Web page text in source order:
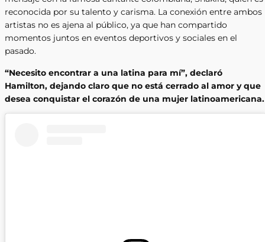
reconocida por su talento y carisma. La conexión entre ambos
artistas no es ajena al público, ya que han compartido
momentos juntos en eventos deportivos y sociales en el
pasado.
“Necesito encontrar a una latina para mí”, declaró
Hamilton, dejando claro que no está cerrado al amor y que
desea conquistar el corazón de una mujer latinoamericana.